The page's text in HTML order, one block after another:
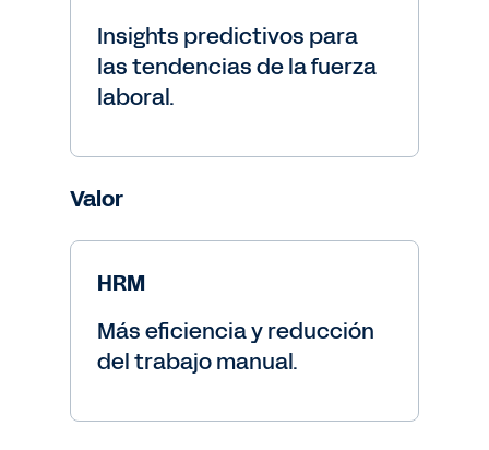
Insights predictivos para
las tendencias de la fuerza
laboral.
Valor
HRM
Más eficiencia y reducción
del trabajo manual.